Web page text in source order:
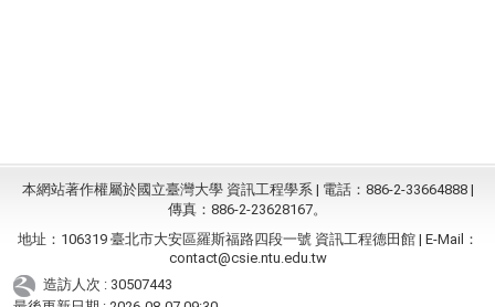
本網站著作權屬於國立臺灣大學 資訊工程學系 | 電話：886-2-33664888 |
傳真：886-2-23628167。
地址：106319 臺北市大安區羅斯福路四段一號 資訊工程德田館 | E-Mail：
contact@csie.ntu.edu.tw
造訪人次 : 30507443